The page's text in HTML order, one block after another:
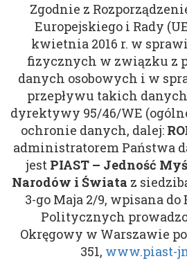
Zgodnie z
Europejskiego i Rady
kwietnia 2016 r. w
fizycznych w związku z
danych osobowych i w
przepływu takich
dyrektywy 95/46/WE
ochronie danych, dalej:
administratorem Państwa
jest PIAST – Jedność
Narodów i Świata z
3-go Maja 2/9, wpisana
Politycznych
Okręgowy w Warszawie
351, www.piast-